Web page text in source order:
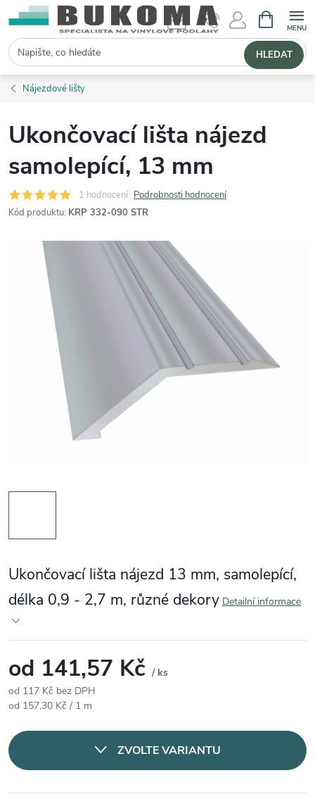
Hledat HLEDAT
Nájezdové lišty
Ukončovací lišta nájezd
samolepící, 13 mm
1 hodnocení Podrobnosti hodnocení
Kód produktu: KRP 332-090 STR
Ukončovací lišta nájezd 13 mm, samolepící,
délka 0,9 - 2,7 m, různé dekory Detailní informace
od 141,57 Kč / ks
od 117 Kč bez DPH
Měrná cena:
od 157,30 Kč / 1 m
ZVOLTE VARIANTU